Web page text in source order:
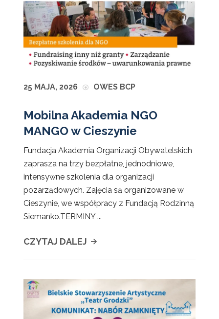
25 MAJA, 2026 OWES BCP
Mobilna Akademia NGO
MANGO w Cieszynie
Fundacja Akademia Organizacji Obywatelskich
zaprasza na trzy bezpłatne, jednodniowe,
intensywne szkolenia dla organizacji
pozarządowych. Zajęcia są organizowane w
Cieszynie, we współpracy z Fundacją Rodzinną
Siemanko.TERMINY ...
CZYTAJ DALEJ